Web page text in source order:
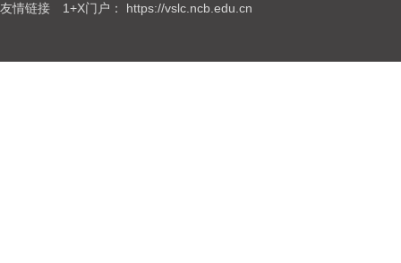
友情链接 1+X门户： https://vslc.ncb.edu.cn